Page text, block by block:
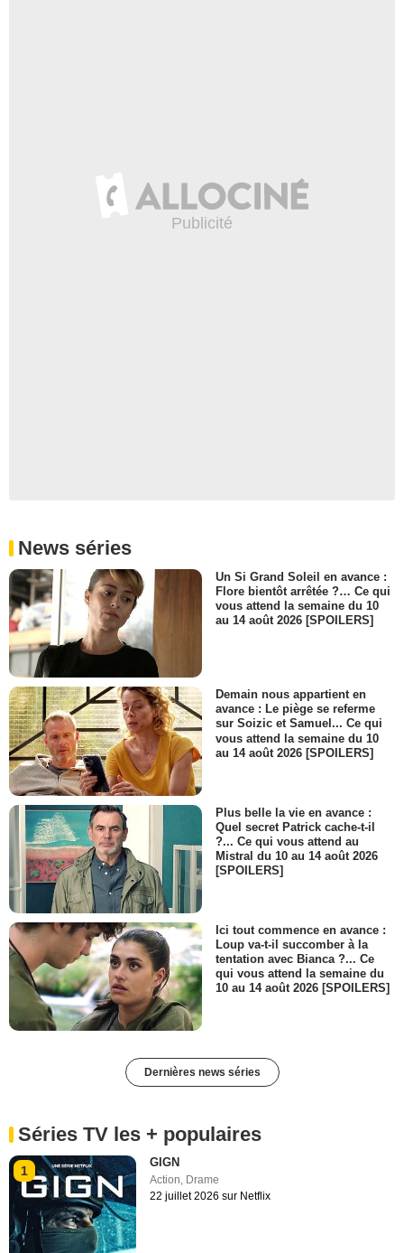
News séries
Un Si Grand Soleil en avance :
Flore bientôt arrêtée ?… Ce qui
vous attend la semaine du 10
au 14 août 2026 [SPOILERS]
Demain nous appartient en
avance : Le piège se referme
sur Soizic et Samuel... Ce qui
vous attend la semaine du 10
au 14 août 2026 [SPOILERS]
Plus belle la vie en avance :
Quel secret Patrick cache-t-il
?... Ce qui vous attend au
Mistral du 10 au 14 août 2026
[SPOILERS]
Ici tout commence en avance :
Loup va-t-il succomber à la
tentation avec Bianca ?... Ce
qui vous attend la semaine du
10 au 14 août 2026 [SPOILERS]
Dernières news séries
Séries TV les + populaires
1
GIGN
Action, Drame
22 juillet 2026 sur Netflix